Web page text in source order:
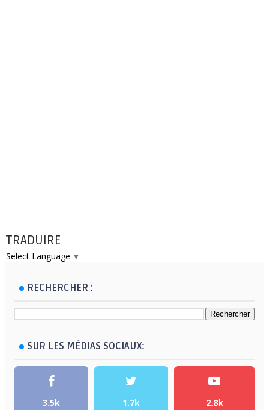
TRADUIRE
Select Language ▼
RECHERCHER :
SUR LES MÉDIAS SOCIAUX:
3.5k 1.7k 2.8k